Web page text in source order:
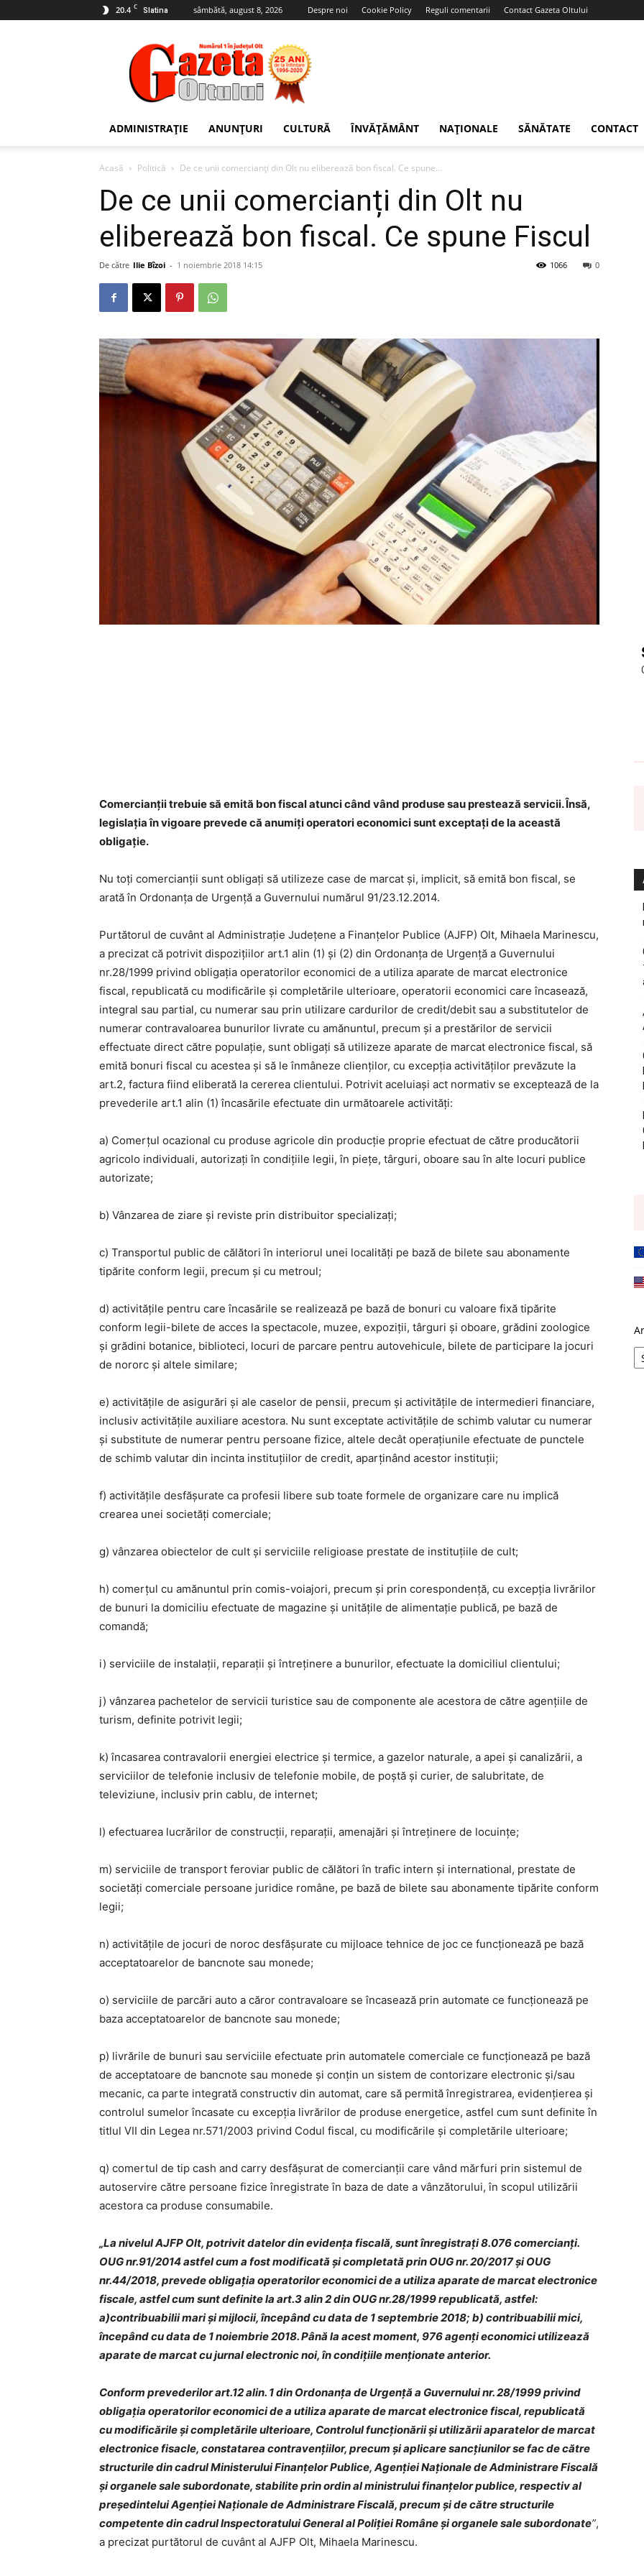
20.4 C Slatina sâmbătă, august 8, 2026 Despre noi Cookie Policy Reguli comentarii Contact Gazeta Oltului
Gazeta
Oltului
ADMINISTRAȚIE ANUNȚURI CULTURĂ ÎNVĂȚĂMÂNT NAȚIONALE SĂNĂTATE CONTACT
Acasă Politică De ce unii comercianți din Olt nu eliberează bon fiscal. Ce spune...
De ce unii comercianți din Olt nu
eliberează bon fiscal. Ce spune Fiscul
De către Ilie Bîzoi - 1 noiembrie 2018 14:15 0
1066
Comercianţii trebuie să emită bon fiscal atunci când vând produse sau prestează servicii. Însă,
legislaţia în vigoare prevede că anumiţi operatori economici sunt exceptaţi de la această
obligaţie.
Nu toţi comercianţii sunt obligaţi să utilizeze case de marcat şi, implicit, să emită bon fiscal, se
arată în Ordonanţa de Urgenţă a Guvernului numărul 91/23.12.2014.
Purtătorul de cuvânt al Administraţie Judeţene a Finanţelor Publice (AJFP) Olt, Mihaela Marinescu,
a precizat că potrivit dispozițiilor art.1 alin (1) și (2) din Ordonanța de Urgență a Guvernului
nr.28/1999 privind obligația operatorilor economici de a utiliza aparate de marcat electronice
fiscal, republicată cu modificările și completările ulterioare, operatorii economici care încasează,
integral sau partial, cu numerar sau prin utilizare cardurilor de credit/debit sau a substitutelor de
numerar contravaloarea bunurilor livrate cu amănuntul, precum și a prestărilor de servicii
effectuate direct către populație, sunt obligați să utilizeze aparate de marcat electronice fiscal, să
emită bonuri fiscal cu acestea și să le înmâneze clienților, cu excepția activităților prevăzute la
art.2, factura fiind eliberată la cererea clientului. Potrivit aceluiași act normativ se exceptează de la
prevederile art.1 alin (1) încasările efectuate din următoarele activități:
a) Comerțul ocazional cu produse agricole din producție proprie efectuat de către producătorii
agricolo individuali, autorizați în condițiile legii, în piețe, târguri, oboare sau în alte locuri publice
autorizate;
b) Vânzarea de ziare și reviste prin distribuitor specializați;
c) Transportul public de călători în interiorul unei localități pe bază de bilete sau abonamente
tipărite conform legii, precum și cu metroul;
d) activitățile pentru care încasările se realizează pe bază de bonuri cu valoare fixă tipărite
conform legii-bilete de acces la spectacole, muzee, expoziții, târguri și oboare, grădini zoologice
și grădini botanice, biblioteci, locuri de parcare pentru autovehicule, bilete de participare la jocuri
de nororc și altele similare;
e) activitățile de asigurări și ale caselor de pensii, precum și activitățile de intermedieri financiare,
inclusiv activitățile auxiliare acestora. Nu sunt exceptate activitățile de schimb valutar cu numerar
și substitute de numerar pentru persoane fizice, altele decât operațiunile efectuate de punctele
de schimb valutar din incinta instituțiilor de credit, aparținând acestor instituții;
f) activitățile desfășurate ca profesii libere sub toate formele de organizare care nu implică
crearea unei societăți comerciale;
g) vânzarea obiectelor de cult și serviciile religioase prestate de instituțiile de cult;
h) comerțul cu amănuntul prin comis-voiajori, precum și prin corespondență, cu excepția livrărilor
de bunuri la domiciliu efectuate de magazine și unitățile de alimentație publică, pe bază de
comandă;
i) serviciile de instalații, reparații și întreținere a bunurilor, efectuate la domiciliul clientului;
j) vânzarea pachetelor de servicii turistice sau de componente ale acestora de către agențiile de
turism, definite potrivit legii;
k) încasarea contravalorii energiei electrice și termice, a gazelor naturale, a apei și canalizării, a
serviciilor de telefonie inclusiv de telefonie mobile, de poștă și curier, de salubritate, de
televiziune, inclusiv prin cablu, de internet;
l) efectuarea lucrărilor de construcții, reparații, amenajări și întreținere de locuințe;
m) serviciile de transport feroviar public de călători în trafic intern și international, prestate de
societăți comerciale persoane juridice române, pe bază de bilete sau abonamente tipărite conform
legii;
n) activitățile de jocuri de noroc desfășurate cu mijloace tehnice de joc ce funcționează pe bază
acceptatoarelor de bancnote sau monede;
o) serviciile de parcări auto a căror contravaloare se încasează prin automate ce funcționează pe
baza acceptatoarelor de bancnote sau monede;
p) livrările de bunuri sau serviciile efectuate prin automatele comerciale ce funcționează pe bază
de acceptatoare de bancnote sau monede și conțin un sistem de contorizare electronic și/sau
mecanic, ca parte integrată constructiv din automat, care să permită înregistrarea, evidențierea și
controlul sumelor încasate cu excepția livrărilor de produse energetice, astfel cum sunt definite în
titlul VII din Legea nr.571/2003 privind Codul fiscal, cu modificările și completările ulterioare;
q) comertul de tip cash and carry desfășurat de comercianții care vând mărfuri prin sistemul de
autoservire către persoane fizice înregistrate în baza de date a vânzătorului, în scopul utilizării
acestora ca produse consumabile.
„La nivelul AJFP Olt, potrivit datelor din evidența fiscală, sunt înregistrați 8.076 comercianți.
OUG nr.91/2014 astfel cum a fost modificată și completată prin OUG nr. 20/2017 și OUG
nr.44/2018, prevede obligația operatorilor economici de a utiliza aparate de marcat electronice
fiscale, astfel cum sunt definite la art.3 alin 2 din OUG nr.28/1999 republicată, astfel:
a)contribuabilii mari și mijlocii, începând cu data de 1 septembrie 2018; b) contribuabilii mici,
începând cu data de 1 noiembrie 2018. Până la acest moment, 976 agenți economici utilizează
aparate de marcat cu jurnal electronic noi, în condițiile menționate anterior.
Conform prevederilor art.12 alin. 1 din Ordonanța de Urgență a Guvernului nr. 28/1999 privind
obligația operatorilor economici de a utiliza aparate de marcat electronice fiscal, republicată
cu modificările și completările ulterioare, Controlul funcționării și utilizării aparatelor de marcat
electronice fisacle, constatarea contravențiilor, precum și aplicare sancțiunilor se fac de către
structurile din cadrul Ministerului Finanțelor Publice, Agenției Naționale de Administrare Fiscală
și organele sale subordonate, stabilite prin ordin al ministrului finanțelor publice, respectiv al
președintelui Agenției Naționale de Administrare Fiscală, precum și de către structurile
competente din cadrul Inspectoratului General al Poliției Române și organele sale subordonate”,
a precizat purtătorul de cuvânt al AJFP Olt, Mihaela Marinescu.